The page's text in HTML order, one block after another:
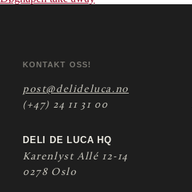
KONTAKT OSS!
post@delideluca.no
(+47) 24 11 31 00
DELI DE LUCA HQ
Karenlyst Allé 12-14
0278 Oslo